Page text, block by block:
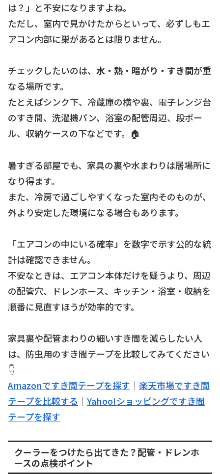
は？」と不安になりますよね。
ただし、室内で見かけたからといって、必ずしもエ
アコン内部に巣があるとは限りません。
チェックしたいのは、 水・熱・暗がり・すき間が重
なる場所です。
たとえばシンク下、冷蔵庫の横や裏、電子レンジ台
のすき間、洗濯機パン、浴室の配管周辺、段ボー
ル、収納ケースの下などです。🏠
暑すぎる部屋でも、家具の裏や水まわりは居場所に
なり得ます。
また、冷房で過ごしやすくなった室内そのものが、
外より安定した環境になる場合もあります。
「エアコンの中にいる確率」を数字で示す公的な統
計は確認できません。
不安なときは、エアコン本体だけを疑うより、周辺
の配管穴、ドレンホース、キッチン・浴室・収納を
順番に見直すほうが効率的です。
家具裏や配管まわりの細いすき間を減らしたい人
は、防虫用のすき間テープを比較してみてください
👇
Amazonですき間テープを探す ｜ 楽天市場ですき間
テープを比較する ｜ Yahoo!ショッピングですき間
テープを探す
クーラーをつけたら出てきた？配管・ドレンホ
ースの点検ポイント